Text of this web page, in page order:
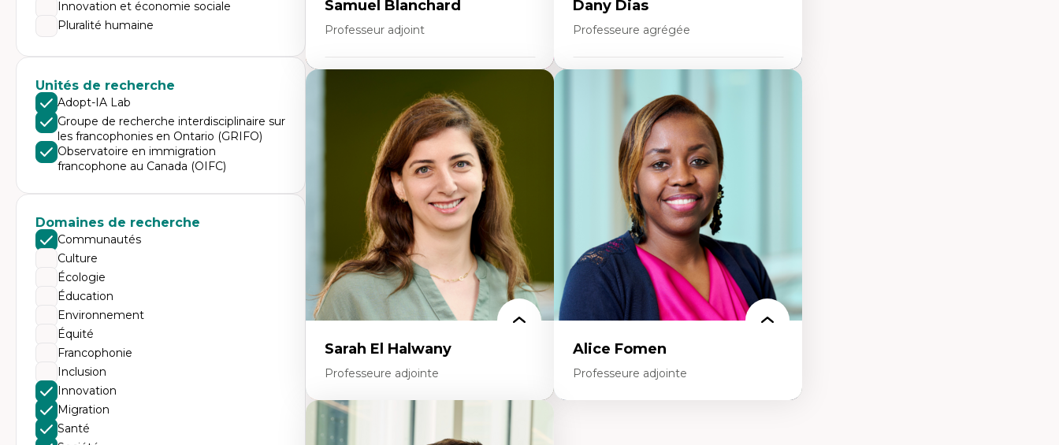
Innovation et économie sociale
Pluralité humaine
Unités de recherche
Adopt-IA Lab
Groupe de recherche interdisciplinaire sur
les francophonies en Ontario (GRIFO)
Observatoire en immigration
francophone au Canada (OIFC)
Domaines de recherche
Communautés
Culture
Écologie
Éducation
Environnement
Équité
Francophonie
Inclusion
Innovation
Migration
Santé
Samuel Blanchard
Professeur adjoint
Didactique des sciences – processus
d’enquête et culture scientifique
Éducation en milieu minoritaire –
construction identitaire et conscience
critique
Technologies éducatives – ludification et
programmation pédagogique
La langue dans toutes les matières –
environnement discursif et langage
scientifique
Dany Dias
Professeure agrégée
Pédagogies critiques et justice sociale
Éthique relationnelle et sollicitude en
éducation
Décolonisation et autochtonisation de la
formation à l’enseignement
Littératie et didactique du français
Éducation inclusive
Formation à l’enseignement en contexte
francophone minoritaire
Identité linguistique et culturelle
Recherche-action et approches
participatives
Leadership éducatif et pratiques réflexives
Éducation durable et bien-être en
enseignement
Sarah El Halwany
Professeure adjointe
Expertises
Alice Fomen
Professeure adjointe